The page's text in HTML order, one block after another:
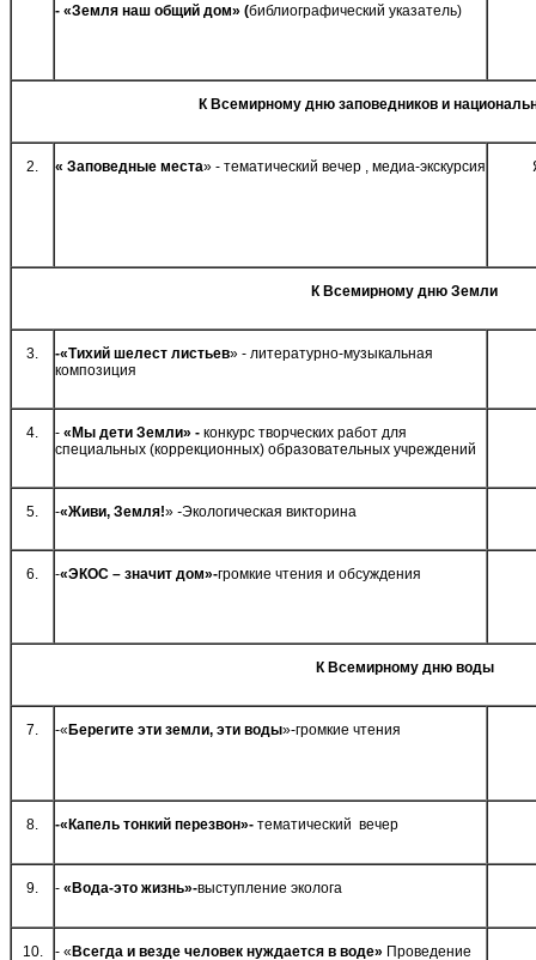
- «Земля наш общий дом» (библиографический указатель)
К Всемирному дню заповедников и
2. « Заповедные места» - тематический вечер , медиа-экскурсия
К Всемирному дню Земли
3. -«Тихий шелест листьев» - литературно-музыкальная
композиция
4. - «Мы дети Земли» - конкурс творческих работ для
специальных (коррекционных) образовательных учреждений
5. -«Живи, Земля!» -Экологическая викторина
6. -«ЭКОС – значит дом»-громкие чтения и обсуждения
К Всемирному дню воды
7. -«Берегите эти земли, эти воды»-громкие чтения
8. -«Капель тонкий перезвон»- тематический вечер
9. - «Вода-это жизнь»-выступление эколога
10. - «Всегда и везде человек нуждается в воде» Проведение